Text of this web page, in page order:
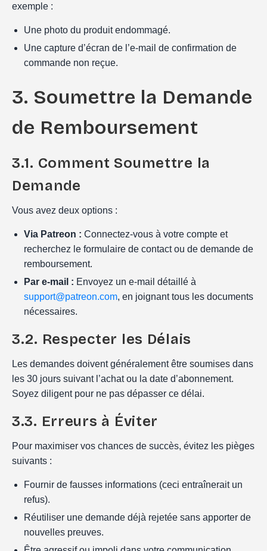
exemple :
Une photo du produit endommagé.
Une capture d’écran de l’e-mail de confirmation de
commande non reçue.
3. Soumettre la Demande
de Remboursement
3.1. Comment Soumettre la
Demande
Vous avez deux options :
Via Patreon : Connectez-vous à votre compte et
recherchez le formulaire de contact ou de demande de
remboursement.
Par e-mail : Envoyez un e-mail détaillé à
support@patreon.com, en joignant tous les documents
nécessaires.
3.2. Respecter les Délais
Les demandes doivent généralement être soumises dans
les 30 jours suivant l’achat ou la date d’abonnement.
Soyez diligent pour ne pas dépasser ce délai.
3.3. Erreurs à Éviter
Pour maximiser vos chances de succès, évitez les pièges
suivants :
Fournir de fausses informations (ceci entraînerait un
refus).
Réutiliser une demande déjà rejetée sans apporter de
nouvelles preuves.